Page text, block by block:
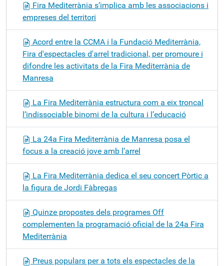
Fira Mediterrània s’implica amb les associacions i
empreses del territori
Acord entre la CCMA i la Fundació Mediterrània,
Fira d'espectacles d'arrel tradicional, per promoure i
difondre les activitats de la Fira Mediterrània de
Manresa
La Fira Mediterrània estructura com a eix troncal
l’indissociable binomi de la cultura i l’educació
La 24a Fira Mediterrània de Manresa posa el
focus a la creació jove amb l’arrel
La Fira Mediterrània dedica el seu concert Pòrtic a
la figura de Jordi Fàbregas
Quinze propostes dels programes Off
complementen la programació oficial de la 24a Fira
Mediterrània
Preus populars per a tots els espectacles de la